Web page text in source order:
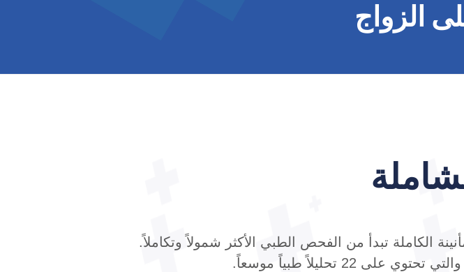
الزواج
الكاملة تبدأ من الفحص الطبي الأكثر شمولاً وتكاملاً.
تحليلاً طبياً موسعاً.